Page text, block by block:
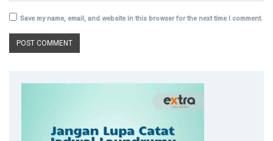
Save my name, email, and website in this browser for the next time I comment.